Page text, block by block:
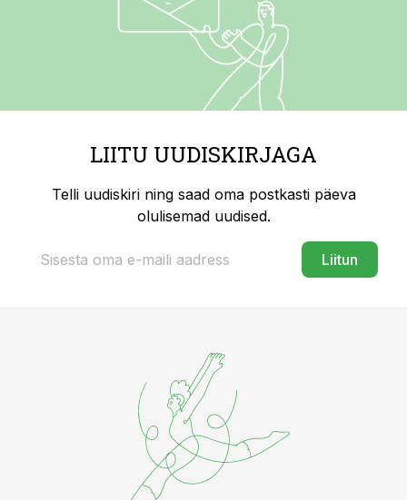
LIITU UUDISKIRJAGA
Telli uudiskiri ning saad oma postkasti päeva
olulisemad uudised.
Liitun